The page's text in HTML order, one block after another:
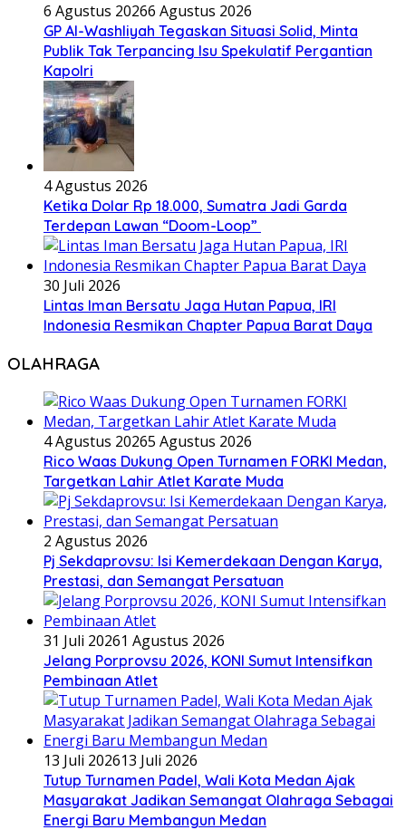
6 Agustus 20266 Agustus 2026
GP Al-Washliyah Tegaskan Situasi Solid, Minta
Publik Tak Terpancing Isu Spekulatif Pergantian
Kapolri
4 Agustus 2026
Ketika Dolar Rp 18.000, Sumatra Jadi Garda
Terdepan Lawan “Doom-Loop”
30 Juli 2026
Lintas Iman Bersatu Jaga Hutan Papua, IRI
Indonesia Resmikan Chapter Papua Barat Daya
OLAHRAGA
4 Agustus 20265 Agustus 2026
Rico Waas Dukung Open Turnamen FORKI Medan,
Targetkan Lahir Atlet Karate Muda
2 Agustus 2026
Pj Sekdaprovsu: Isi Kemerdekaan Dengan Karya,
Prestasi, dan Semangat Persatuan
31 Juli 20261 Agustus 2026
Jelang Porprovsu 2026, KONI Sumut Intensifkan
Pembinaan Atlet
13 Juli 202613 Juli 2026
Tutup Turnamen Padel, Wali Kota Medan Ajak
Masyarakat Jadikan Semangat Olahraga Sebagai
Energi Baru Membangun Medan